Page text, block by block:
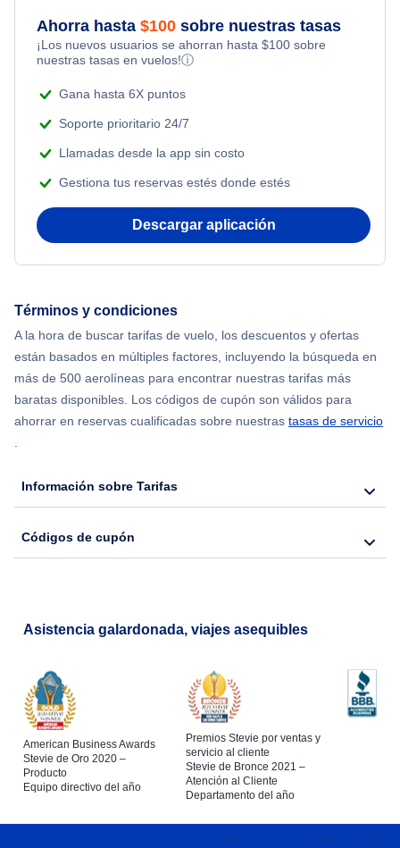
Flights from Nueva York to Singapur
Flights from Nueva York to Atenas
Flights from Shanghai to Nueva York
Flights from Delhi to Nueva York
Flights from Nueva York to Hong Kong
Flights from Nueva York to Lisboa
Adventure Vacations
Beach Vacations
Ahorra hasta $100 sobre nuestras tasas
¡Los nuevos usuarios se ahorran hasta $100 sobre
nuestras tasas en vuelos!ⓘ
Gana hasta 6X puntos
Soporte prioritario 24/7
Llamadas desde la app sin costo
Gestiona tus reservas estés donde estés
Descargar aplicación
Términos y condiciones
A la hora de buscar tarifas de vuelo, los descuentos y ofertas
están basados en múltiples factores, incluyendo la búsqueda en
más de 500 aerolíneas para encontrar nuestras tarifas más
baratas disponibles. Los códigos de cupón son válidos para
ahorrar en reservas cualificadas sobre nuestras tasas de servicio
.
Información sobre Tarifas
Códigos de cupón
Asistencia galardonada, viajes asequibles
American Business Awards
Stevie de Oro 2020 –
Producto
Equipo directivo del año
Premios Stevie por ventas y
servicio al cliente
Stevie de Bronce 2021 –
Atención al Cliente
Departamento del año